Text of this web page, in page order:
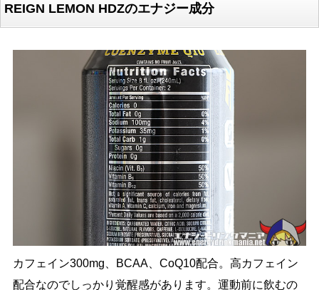
REIGN LEMON HDZのエナジー成分
カフェイン300mg、BCAA、CoQ10配合。高カフェイン
配合なのでしっかり覚醒感があります。運動前に飲むの